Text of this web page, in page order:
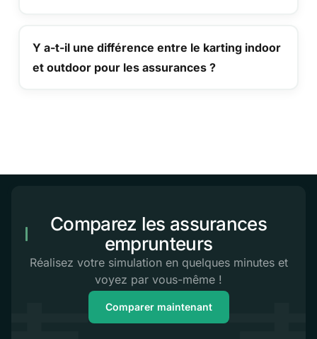
Y a-t-il une différence entre le karting indoor
et outdoor pour les assurances ?
Comparez les assurances
emprunteurs
Réalisez votre simulation en quelques minutes et
voyez par vous-même !
Comparer maintenant